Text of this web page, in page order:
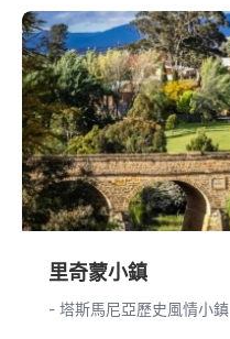
里奇蒙小鎮
- 塔斯馬尼亞歷史風情小鎮